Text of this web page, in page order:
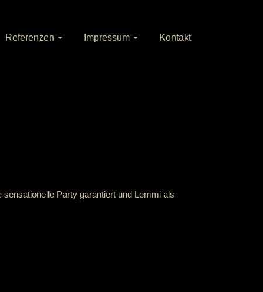
Referenzen Impressum Kontakt
Party garantiert und Lemmi als